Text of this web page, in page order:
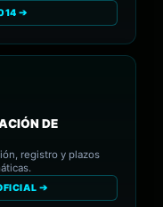
➔
DE
registro y plazos
➔